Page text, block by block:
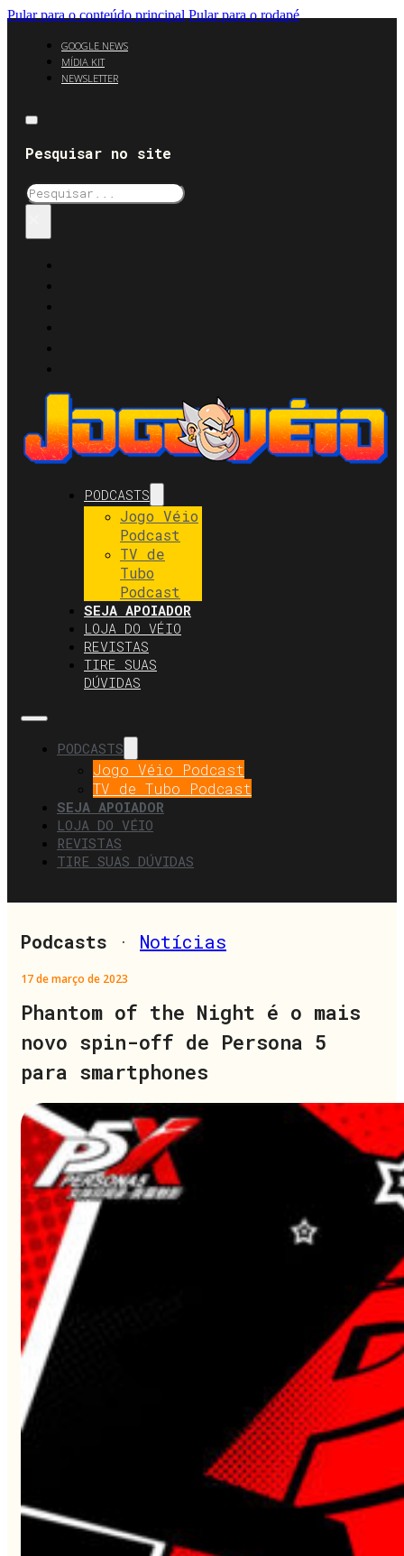
Pular para o conteúdo principal Pular para o rodapé
GOOGLE NEWS
MÍDIA KIT
NEWSLETTER
Pesquisar no site
Pesquisar
PODCASTS
Jogo Véio
Podcast
TV de
Tubo
Podcast
SEJA APOIADOR
LOJA DO VÉIO
REVISTAS
TIRE SUAS
DÚVIDAS
PODCASTS
Jogo Véio Podcast
TV de Tubo Podcast
SEJA APOIADOR
LOJA DO VÉIO
REVISTAS
TIRE SUAS DÚVIDAS
Podcasts · Notícias
17 de março de 2023
Phantom of the Night é o mais
novo spin-off de Persona 5
para smartphones